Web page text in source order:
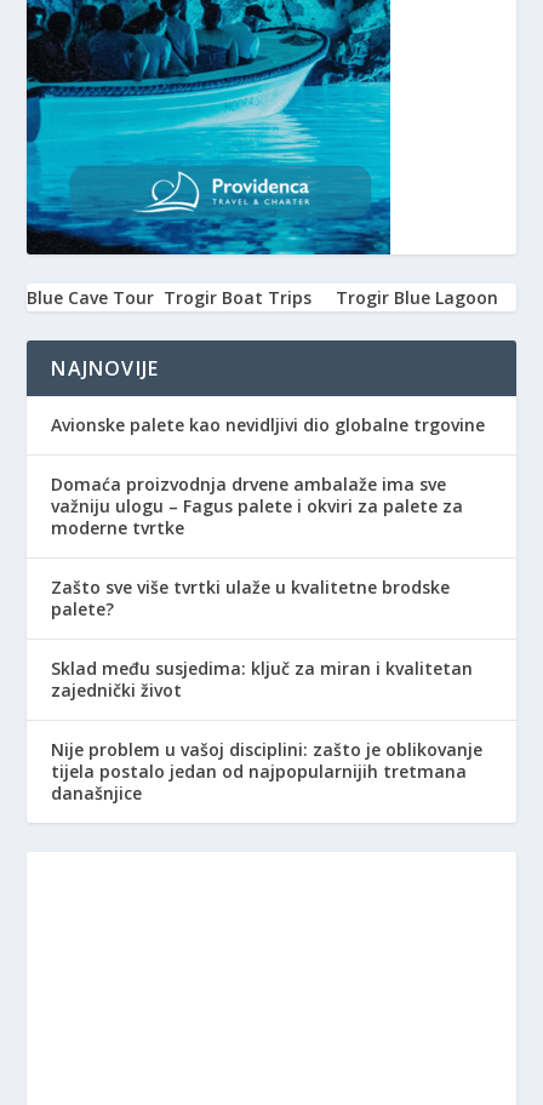
Blue Cave Tour Trogir Boat Trips Trogir Blue Lagoon
NAJNOVIJE
Avionske palete kao nevidljivi dio globalne trgovine
Domaća proizvodnja drvene ambalaže ima sve
važniju ulogu – Fagus palete i okviri za palete za
moderne tvrtke
Zašto sve više tvrtki ulaže u kvalitetne brodske
palete?
Sklad među susjedima: ključ za miran i kvalitetan
zajednički život
Nije problem u vašoj disciplini: zašto je oblikovanje
tijela postalo jedan od najpopularnijih tretmana
današnjice